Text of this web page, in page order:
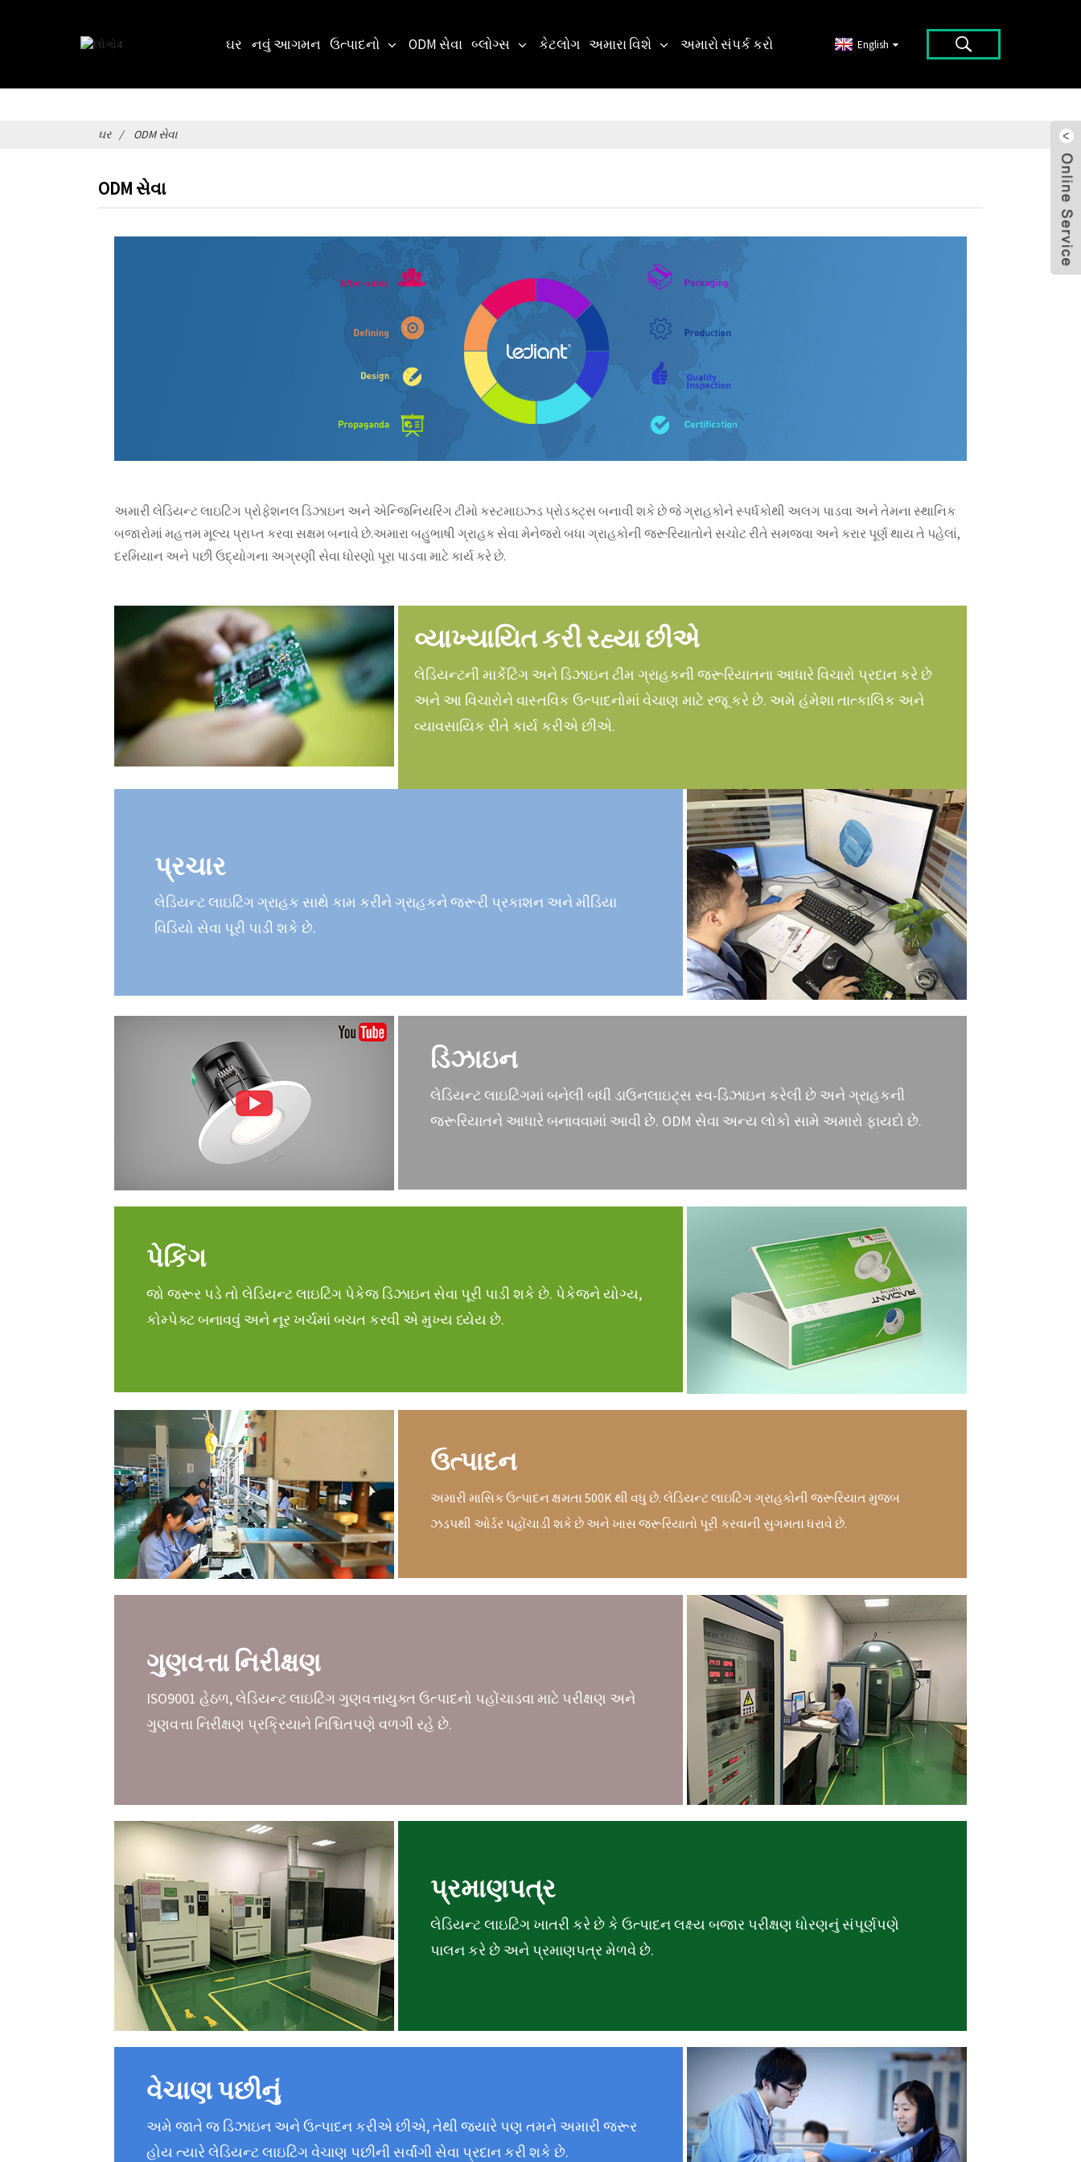
ઘર નવું આગમન ઉત્પાદનો ODM સેવા બ્લોગ્સ કેટલોગ અમારા વિશે અમારો સંપર્ક કરો English
ઘર ODM સેવા
ODM સેવા
અમારી લેડિયન્ટ લાઇટિંગ પ્રોફેશનલ ડિઝાઇન અને એન્જિનિયરિંગ ટીમો કસ્ટમાઇઝ્ડ પ્રોડક્ટ્સ બનાવી શકે છે જે ગ્રાહકોને સ્પર્ધકોથી અલગ પાડવા અને તેમના સ્થાનિક
બજારોમાં મહત્તમ મૂલ્ય પ્રાપ્ત કરવા સક્ષમ બનાવે છે.અમારા બહુભાષી ગ્રાહક સેવા મેનેજરો બધા ગ્રાહકોની જરૂરિયાતોને સચોટ રીતે સમજવા અને કરાર પૂર્ણ થાય તે પહેલાં,
દરમિયાન અને પછી ઉદ્યોગના અગ્રણી સેવા ધોરણો પૂરા પાડવા માટે કાર્ય કરે છે.
વ્યાખ્યાયિત કરી રહ્યા છીએ
લેડિયન્ટની માર્કેટિંગ અને ડિઝાઇન ટીમ ગ્રાહકની જરૂરિયાતના આધારે વિચારો પ્રદાન કરે છે
અને આ વિચારોને વાસ્તવિક ઉત્પાદનોમાં વેચાણ માટે રજૂ કરે છે. અમે હંમેશા તાત્કાલિક અને
વ્યાવસાયિક રીતે કાર્ય કરીએ છીએ.
પ્રચાર
લેડિયન્ટ લાઇટિંગ ગ્રાહક સાથે કામ કરીને ગ્રાહકને જરૂરી પ્રકાશન અને મીડિયા
વિડિયો સેવા પૂરી પાડી શકે છે.
ડિઝાઇન
લેડિયન્ટ લાઇટિંગમાં બનેલી બધી ડાઉનલાઇટ્સ સ્વ-ડિઝાઇન કરેલી છે અને ગ્રાહકની
જરૂરિયાતને આધારે બનાવવામાં આવી છે. ODM સેવા અન્ય લોકો સામે અમારો ફાયદો છે.
પેકિંગ
જો જરૂર પડે તો લેડિયન્ટ લાઇટિંગ પેકેજ ડિઝાઇન સેવા પૂરી પાડી શકે છે. પેકેજને યોગ્ય,
કોમ્પેક્ટ બનાવવું અને નૂર ખર્ચમાં બચત કરવી એ મુખ્ય ધ્યેય છે.
ઉત્પાદન
અમારી માસિક ઉત્પાદન ક્ષમતા 500K થી વધુ છે. લેડિયન્ટ લાઇટિંગ ગ્રાહકોની જરૂરિયાત મુજબ
ઝડપથી ઓર્ડર પહોંચાડી શકે છે અને ખાસ જરૂરિયાતો પૂરી કરવાની સુગમતા ધરાવે છે.
ગુણવત્તા નિરીક્ષણ
ISO9001 હેઠળ, લેડિયન્ટ લાઇટિંગ ગુણવત્તાયુક્ત ઉત્પાદનો પહોંચાડવા માટે પરીક્ષણ અને
ગુણવત્તા નિરીક્ષણ પ્રક્રિયાને નિશ્ચિતપણે વળગી રહે છે.
પ્રમાણપત્ર
લેડિયન્ટ લાઇટિંગ ખાતરી કરે છે કે ઉત્પાદન લક્ષ્ય બજાર પરીક્ષણ ધોરણનું સંપૂર્ણપણે
પાલન કરે છે અને પ્રમાણપત્ર મેળવે છે.
વેચાણ પછીનું
અમે જાતે જ ડિઝાઇન અને ઉત્પાદન કરીએ છીએ, તેથી જ્યારે પણ તમને અમારી જરૂર
હોય ત્યારે લેડિયન્ટ લાઇટિંગ વેચાણ પછીની સર્વાંગી સેવા પ્રદાન કરી શકે છે.